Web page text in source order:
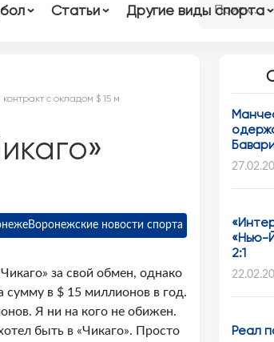
Статьи Другие виды спорта
с окладом $ 15 м
Воронежские новости спорта
за свой обмен, однако
сумму в $ 15 миллионов в год.
Я ни на кого не обижен.
быть в «Чикаго». Просто
«Нью-
2:1
Реал